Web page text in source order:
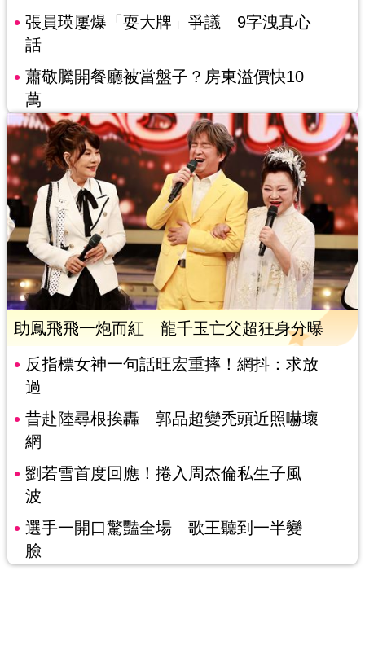
張員瑛屢爆「耍大牌」爭議 9字洩真心
話
蕭敬騰開餐廳被當盤子？房東溢價快10
萬
助鳳飛飛一炮而紅 龍千玉亡父超狂身分曝
反指標女神一句話旺宏重摔！網抖：求放
過
昔赴陸尋根挨轟 郭品超變禿頭近照嚇壞
網
劉若雪首度回應！捲入周杰倫私生子風
波
選手一開口驚豔全場 歌王聽到一半變
臉